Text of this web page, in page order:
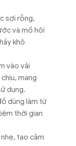
sợi rỗng,
và mồ hôi
khô
vào vải
mang
dụng.
dùng làm từ
thời gian
tạo cảm